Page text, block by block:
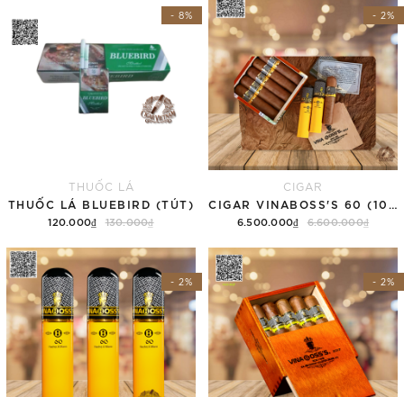
- 8%
THUỐC LÁ
THUỐC LÁ BLUEBIRD (TÚT)
120.000₫ 130.000₫
Thêm vào giỏ hàng
- 2%
CIGAR
6.500.000₫ 6.600.000₫
Thêm vào giỏ hàng
- 2% - 2%